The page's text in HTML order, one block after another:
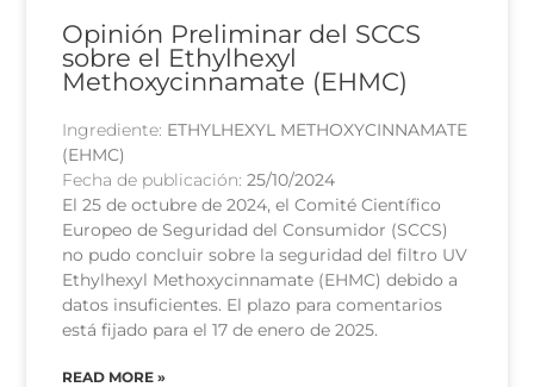
Opinión Preliminar del SCCS
sobre el Ethylhexyl
Methoxycinnamate (EHMC)
Ingrediente: ETHYLHEXYL METHOXYCINNAMATE
(EHMC)
Fecha de publicación:25/10/2024
El 25 de octubre de 2024, el Comité Científico
Europeo de Seguridad del Consumidor (SCCS)
no pudo concluir sobre la seguridad del filtro UV
Ethylhexyl Methoxycinnamate (EHMC) debido a
datos insuficientes. El plazo para comentarios
está fijado para el 17 de enero de 2025.
READ MORE »